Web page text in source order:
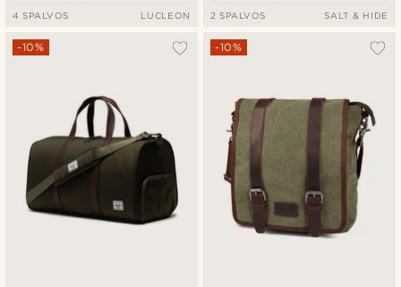
4 SPALVOS LUCLEON 2 SPALVOS SALT & HIDE
-10% -10%